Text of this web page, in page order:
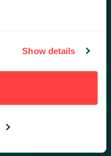
Show details